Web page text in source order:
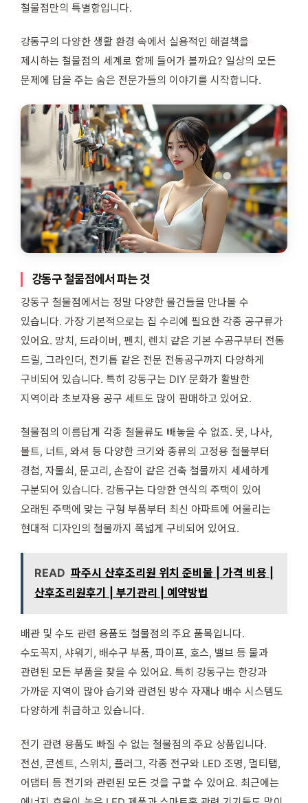
철물점만의 특별함입니다.
강동구의 다양한 생활 환경 속에서 실용적인 해결책을
제시하는 철물점의 세계로 함께 들어가 볼까요? 일상의 모든
문제에 답을 주는 숨은 전문가들의 이야기를 시작합니다.
강동구 철물점에서 파는 것
강동구 철물점에서는 정말 다양한 물건들을 만나볼 수
있습니다. 가장 기본적으로는 집 수리에 필요한 각종 공구류가
있어요. 망치, 드라이버, 펜치, 렌치 같은 기본 수공구부터 전동
드릴, 그라인더, 전기톱 같은 전문 전동공구까지 다양하게
구비되어 있습니다. 특히 강동구는 DIY 문화가 활발한
지역이라 초보자용 공구 세트도 많이 판매하고 있어요.
철물점의 이름답게 각종 철물류도 빼놓을 수 없죠. 못, 나사,
볼트, 너트, 와셔 등 다양한 크기와 종류의 고정용 철물부터
경첩, 자물쇠, 문고리, 손잡이 같은 건축 철물까지 세세하게
구분되어 있습니다. 강동구는 다양한 연식의 주택이 있어
오래된 주택에 맞는 구형 부품부터 최신 아파트에 어울리는
현대적 디자인의 철물까지 폭넓게 구비되어 있어요.
READ 파주시 산후조리원 위치 준비물 | 가격 비용 |
산후조리원후기 | 부기관리 | 예약방법
배관 및 수도 관련 용품도 철물점의 주요 품목입니다.
수도꼭지, 샤워기, 배수구 부품, 파이프, 호스, 밸브 등 물과
관련된 모든 부품을 찾을 수 있어요. 특히 강동구는 한강과
가까운 지역이 많아 습기와 관련된 방수 자재나 배수 시스템도
다양하게 취급하고 있습니다.
전기 관련 용품도 빠질 수 없는 철물점의 주요 상품입니다.
전선, 콘센트, 스위치, 플러그, 각종 전구와 LED 조명, 멀티탭,
어댑터 등 전기와 관련된 모든 것을 구할 수 있어요. 최근에는